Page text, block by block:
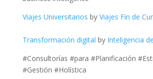
Viajes Universitarios by Viajes Fin de
Transformación digital by Inteligencia
#Consultorías #para #Planificación
#Gestión #Holística